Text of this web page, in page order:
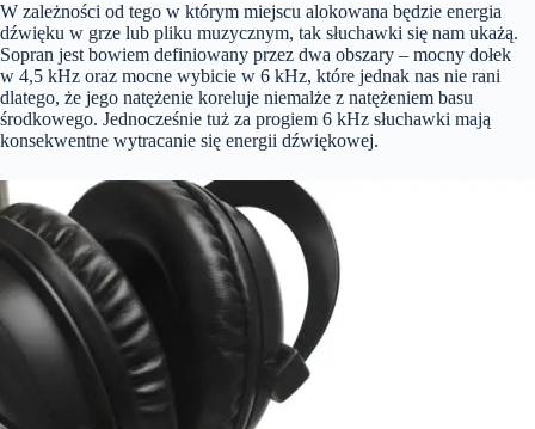
W zależności od tego w którym miejscu alokowana będzie energia
dźwięku w grze lub pliku muzycznym, tak słuchawki się nam ukażą.
Sopran jest bowiem definiowany przez dwa obszary – mocny dołek
w 4,5 kHz oraz mocne wybicie w 6 kHz, które jednak nas nie rani
dlatego, że jego natężenie koreluje niemalże z natężeniem basu
środkowego. Jednocześnie tuż za progiem 6 kHz słuchawki mają
konsekwentne wytracanie się energii dźwiękowej.